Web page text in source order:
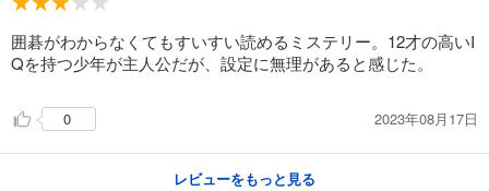
囲碁がわからなくてもすいすい読めるミステリー。12才の高いI
Qを持つ少年が主人公だが、設定に無理があると感じた。
0 2023年08月17日
レビューをもっと見る